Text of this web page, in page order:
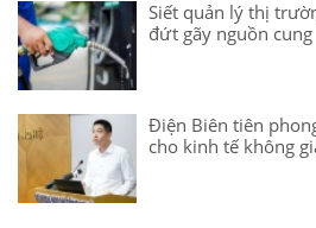
Siết quản lý thị
đứt gãy nguồn cung
Điện Biên tiên
cho kinh tế không